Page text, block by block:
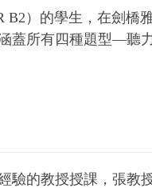
B2）的學生，在劍橋
蓋所有四種題型—聽
驗的教授授課，張